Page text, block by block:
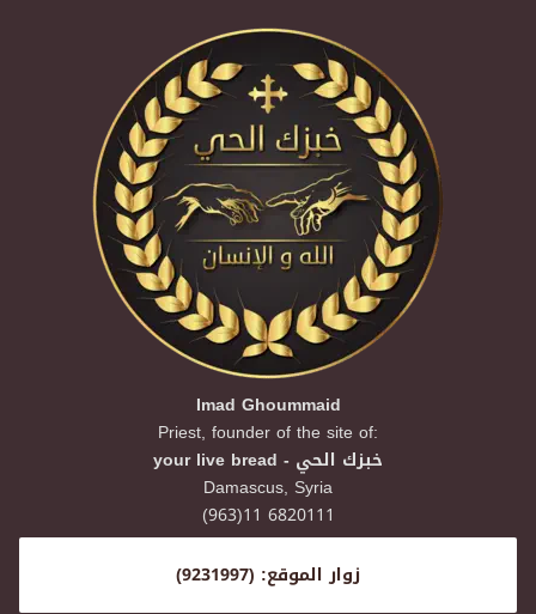
Imad Ghoummaid
Priest, founder of the site of:
your live bread - خبزك الحي
Damascus, Syria
(963)11 6820111
زوار الموقع: (9231997)